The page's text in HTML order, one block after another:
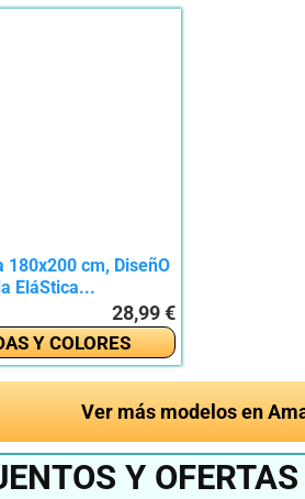
180x200 cm, DiseñO
EláStica...
28,99 €
Y COLORES
Ver más modelos en
Y